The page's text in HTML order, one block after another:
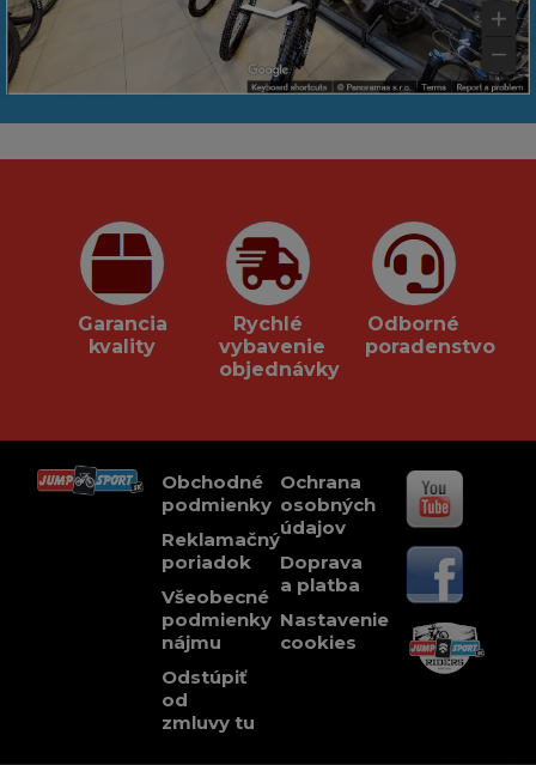
Garancia
kvality
Rychlé
vybavenie
objednávky
Odborné
poradenstvo
Obchodné
podmienky
Reklamačný
poriadok
Všeobecné
podmienky
nájmu
Odstúpiť
od
zmluvy tu
Ochrana
osobných
údajov
Doprava
a platba
Nastavenie
cookies